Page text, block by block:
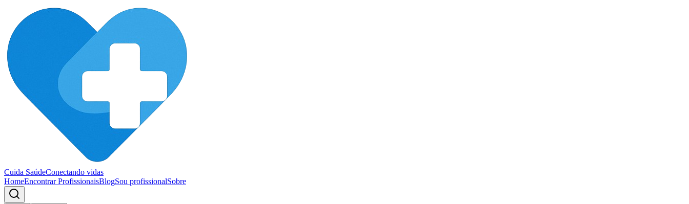
Cuida SaúdeConectando vidas
HomeEncontrar ProfissionaisBlogSou profissionalSobre